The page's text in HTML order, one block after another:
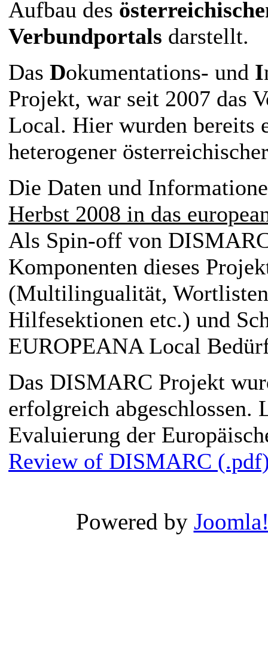
Aufbau des
Verbundportals darstellt.
Das Dokumentations- und I
Projekt, war seit 2007 das
Local. Hier wurden bereits
heterogener
Die Daten und
Herbst 2008 in das
Als Spin-off von
Komponenten dieses
(Multilingualität,
Hilfesektionen etc.) und
EUROPEANA Local
Das DISMARC Projekt
erfolgreich abgeschlossen.
Evaluierung der
Review of DISMARC
Powered by